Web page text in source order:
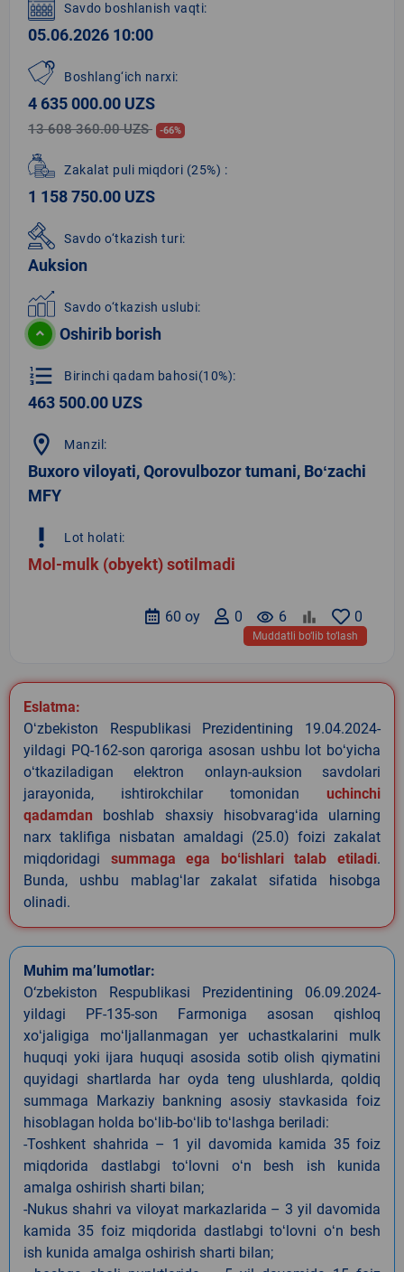
Savdo boshlanish vaqti:
05.06.2026 10:00
Boshlang‘ich narxi:
4 635 000.00 UZS
13 608 360.00 UZS -66%
Zakalat puli miqdori (25%) :
1 158 750.00 UZS
Savdo o‘tkazish turi:
Auksion
Savdo o‘tkazish uslubi:
Oshirib borish
format_list_numbered Birinchi qadam bahosi(10%):
463 500.00 UZS
location_on Manzil:
Buxoro viloyati, Qorovulbozor tumani, Boʻzachi
MFY
priority_high Lot holati:
Mol-mulk (obyekt) sotilmadi
0
remove_red_eye 6
0
60 oy
Muddatli bo‘lib to‘lash
Eslatma:
Oʻzbekiston Respublikasi Prezidentining 19.04.2024-
yildagi PQ-162-son qaroriga asosan ushbu lot boʻyicha
oʻtkaziladigan elektron onlayn-auksion savdolari
jarayonida, ishtirokchilar tomonidan uchinchi
qadamdan boshlab shaxsiy hisobvaragʻida ularning
narx taklifiga nisbatan amaldagi (25.0) foizi zakalat
miqdoridagi summaga ega boʻlishlari talab etiladi.
Bunda, ushbu mablagʻlar zakalat sifatida hisobga
olinadi.
Muhim ma’lumotlar:
O‘zbekiston Respublikasi Prezidentining 06.09.2024-
yildagi PF-135-son Farmoniga asosan qishloq
xoʻjaligiga moʻljallanmagan yer uchastkalarini mulk
huquqi yoki ijara huquqi asosida sotib olish qiymatini
quyidagi shartlarda har oyda teng ulushlarda, qoldiq
summaga Markaziy bankning asosiy stavkasida foiz
hisoblagan holda boʻlib-boʻlib toʻlashga beriladi:
-Toshkent shahrida – 1 yil davomida kamida 35 foiz
miqdorida dastlabgi toʻlovni oʻn besh ish kunida
amalga oshirish sharti bilan;
-Nukus shahri va viloyat markazlarida – 3 yil davomida
kamida 35 foiz miqdorida dastlabgi toʻlovni oʻn besh
ish kunida amalga oshirish sharti bilan;